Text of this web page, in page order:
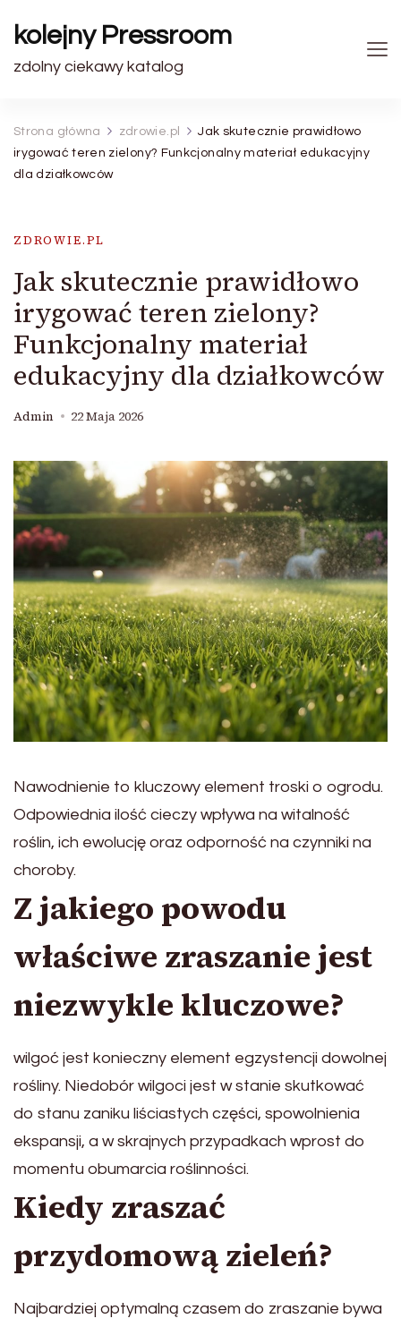
kolejny Pressroom
zdolny ciekawy katalog
Strona główna zdrowie.pl
Jak skutecznie prawidłowo
irygować teren zielony? Funkcjonalny materiał edukacyjny
dla działkowców
ZDROWIE.PL
Jak skutecznie prawidłowo
irygować teren zielony?
Funkcjonalny materiał
edukacyjny dla działkowców
Admin 22 Maja 2026
Nawodnienie to kluczowy element troski o ogrodu.
Odpowiednia ilość cieczy wpływa na witalność
roślin, ich ewolucję oraz odporność na czynniki na
choroby.
Z jakiego powodu
właściwe zraszanie jest
niezwykle kluczowe?
wilgoć jest konieczny element egzystencji dowolnej
rośliny. Niedobór wilgoci jest w stanie skutkować
do stanu zaniku liściastych części, spowolnienia
ekspansji, a w skrajnych przypadkach wprost do
momentu obumarcia roślinności.
Kiedy zraszać
przydomową zieleń?
Najbardziej optymalną czasem do zraszanie bywa